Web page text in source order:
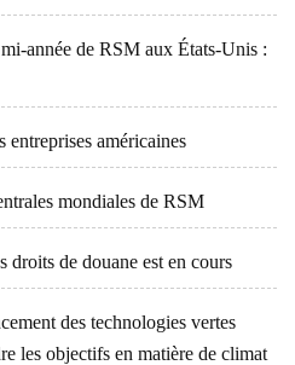
année de RSM aux États-Unis :
entreprises américaines
mondiales de RSM
droits de douane est en cours
des technologies vertes
les objectifs en matière de climat